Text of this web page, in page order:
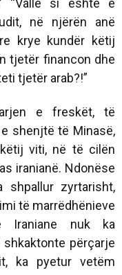
në njërën anë
krye kundër këtij
tjetër financon dhe
tjetër arab?!”
e freskët, të
shenjtë të Minasë,
viti, në të cilën
iranianë. Ndonëse
shpallur zyrtarisht,
të marrëdhënieve
Iraniane nuk ka
përçarje
ka pyetur vetëm